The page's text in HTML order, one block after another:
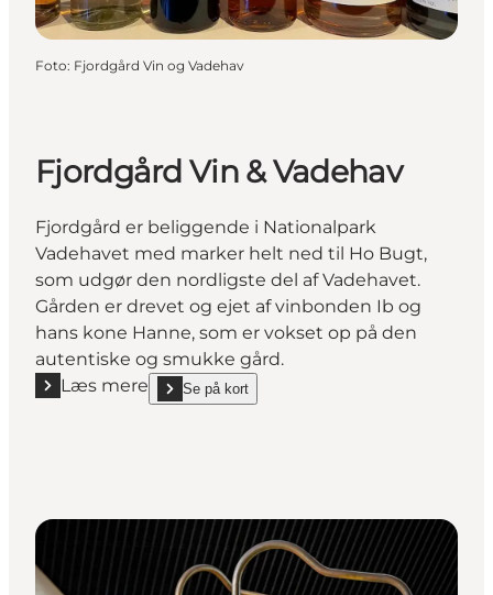
Foto: Fjordgård Vin og Vadehav
Fjordgård Vin & Vadehav
Fjordgård er beliggende i Nationalpark
Vadehavet med marker helt ned til Ho Bugt,
som udgør den nordligste del af Vadehavet.
Gården er drevet og ejet af vinbonden Ib og
hans kone Hanne, som er vokset op på den
autentiske og smukke gård.
Læs mere
Læs mere "Fjordgård Vin & Vadehav"
Se på kort
show Fjordgård Vin & Vadehav on_map